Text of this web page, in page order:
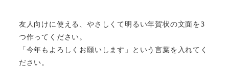
友人向けに使える、やさしくて明るい年賀状の文面を3
つ作ってください。
「今年もよろしくお願いします」という言葉を入れてく
ださい。